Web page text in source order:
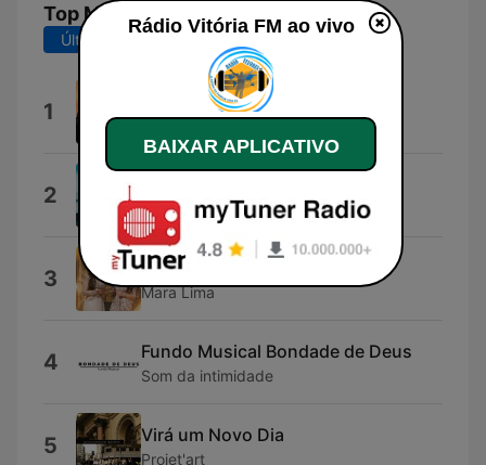
Top Músicas
Últimos 7 dias
1 De Volta pra Casa
Carlos Alberto Oficial
2 DK6
3 Valor de uma Alma
Mara Lima
4 Fundo Musical Bondade de Deus
Som da intimidade
5 Virá um Novo Dia
Projet'art
Rádio Vitória FM ao vivo
BAIXAR APLICATIVO